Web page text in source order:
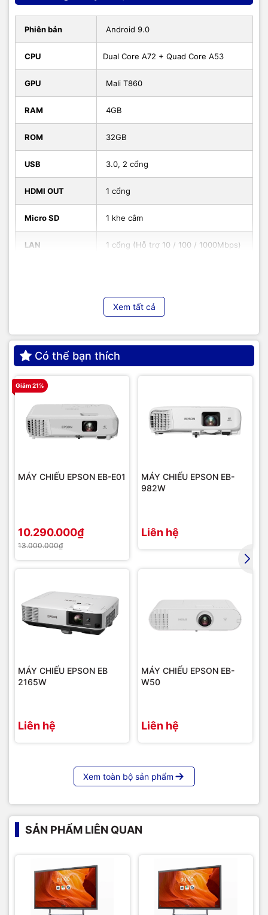
Phiên bản Android 9.0
CPU Dual Core A72 + Quad Core A53
GPU Mali T860
RAM 4GB
ROM 32GB
USB 3.0, 2 cổng
HDMI OUT 1 cổng
Micro SD 1 khe cắm
LAN 1 cổng (Hỗ trợ 10 / 100 / 1000Mbps)
Xem tất cả
Có thể bạn thích
Giảm 21%
MÁY CHIẾU EPSON EB-E01
10.290.000₫
13.000.000₫
MÁY CHIẾU EPSON EB-
982W
Liên hệ
MÁY CHIẾU EPSON EB
2165W
Liên hệ
MÁY CHIẾU EPSON EB-
W50
Liên hệ
Xem toàn bộ sản phẩm
SẢN PHẨM LIÊN QUAN